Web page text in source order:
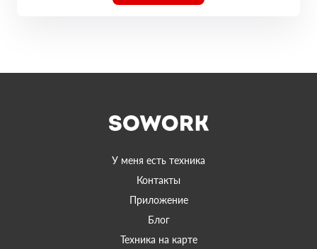
У меня есть техника
Контакты
Приложение
Блог
Техника на карте